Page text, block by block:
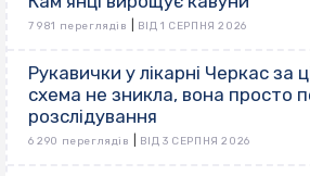
7 981 переглядів ВІД 1 СЕРПНЯ 2026
Рукавички у лікарні Черкас за
схема не зникла, вона просто
розслідування
6 290 переглядів ВІД 3 СЕРПНЯ 2026